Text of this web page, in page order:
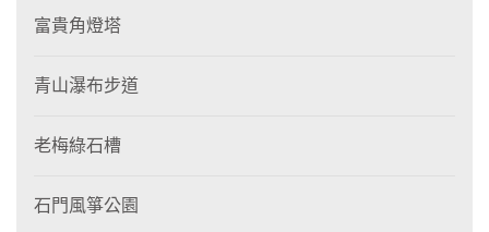
富貴角燈塔
青山瀑布步道
老梅綠石槽
石門風箏公園